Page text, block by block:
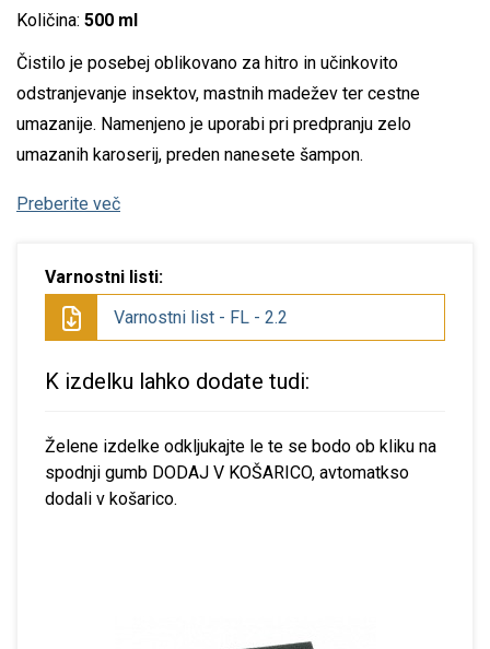
Količina: 500 ml
Čistilo je posebej oblikovano za hitro in učinkovito
odstranjevanje insektov, mastnih madežev ter cestne
umazanije. Namenjeno je uporabi pri predpranju zelo
umazanih karoserij, preden nanesete šampon.
Preberite več
Varnostni listi:
Varnostni list - FL - 2.2
K izdelku lahko dodate tudi:
Želene izdelke odkljukajte le te se bodo ob kliku na
spodnji gumb DODAJ V KOŠARICO, avtomatkso
dodali v košarico.